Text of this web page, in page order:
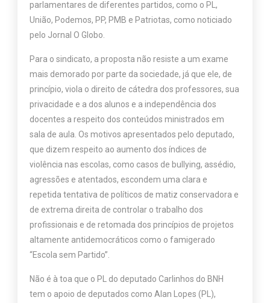
parlamentares de diferentes partidos, como o PL,
União, Podemos, PP, PMB e Patriotas, como noticiado
pelo Jornal O Globo.
Para o sindicato, a proposta não resiste a um exame
mais demorado por parte da sociedade, já que ele, de
princípio, viola o direito de cátedra dos professores, sua
privacidade e a dos alunos e a independência dos
docentes a respeito dos conteúdos ministrados em
sala de aula. Os motivos apresentados pelo deputado,
que dizem respeito ao aumento dos índices de
violência nas escolas, como casos de bullying, assédio,
agressões e atentados, escondem uma clara e
repetida tentativa de políticos de matiz conservadora e
de extrema direita de controlar o trabalho dos
profissionais e de retomada dos princípios de projetos
altamente antidemocráticos como o famigerado
“Escola sem Partido”.
Não é à toa que o PL do deputado Carlinhos do BNH
tem o apoio de deputados como Alan Lopes (PL),